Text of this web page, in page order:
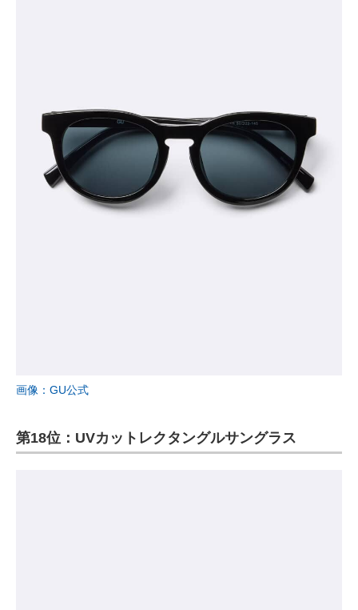
画像：GU公式
第18位：UVカットレクタングルサングラス